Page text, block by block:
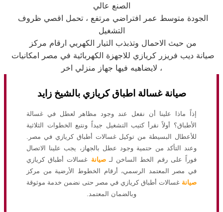
الصنع عالي
التشغيل
من حيث الاحمال وتذبذب التيار الكهربي ارقام مركز
لايضاهيه فيها جهاز منزلي اخر ،
صيانة غسالة اطباق كريازي بالشيخ زايد
إذاً ماذا علينا أن نفعل عند وجود مظاهر لعطل في غسالة
الأطباق؟ أولاً نقرأ كتيب التشغيل جيداً ونتبع الخطوات الثلاثية
للأعطال البسيطة من توكيل غسالات أطباق كريازي في مصر.
وعند التأكد من حتمية وجود عطل بالجهاز، يجب علينا الاتصال
فوراً على رقم الخط الساخن لـصيانة غسالات أطباق كريازي
في مصر المعتمد الرسمي، أرقام الخطوط الأرضية من مركز
صيانة غسالات أطباق كريازي في مصر حتى نضمن خدمة موثوقة
وبالضمان المعتمد.